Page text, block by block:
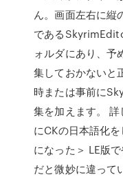
ん。画面左右に縦
である
ォルダにあり、予
集しておかないと
時または事前に
集を加えます。
にCKの日本語化
になった＞ LE版
だと微妙に違って